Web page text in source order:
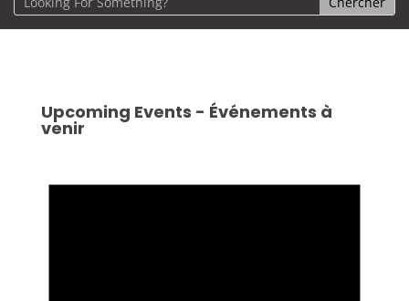
Upcoming Events - Événements à
venir